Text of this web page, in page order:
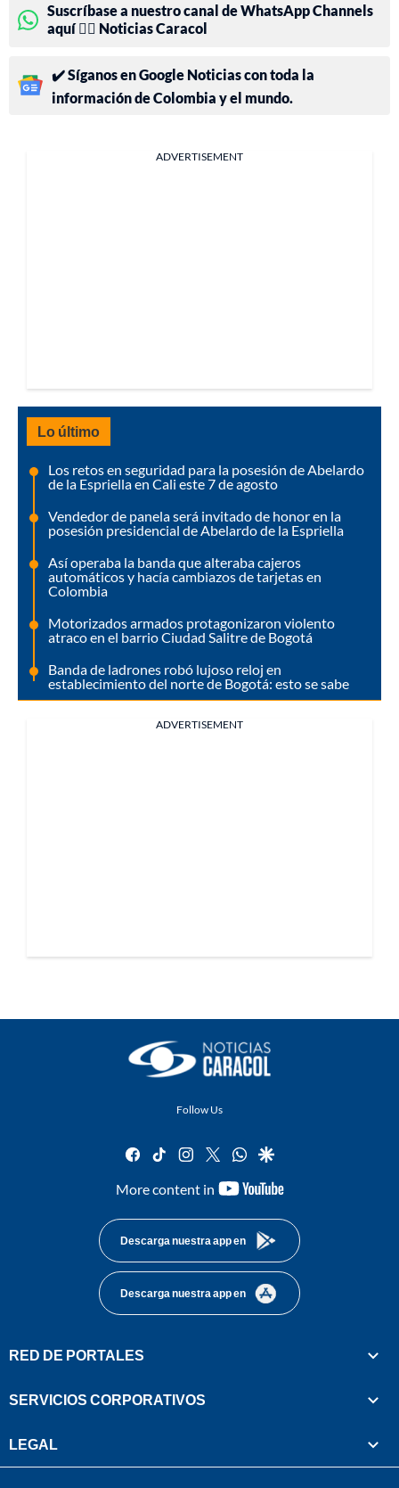
Suscríbase a nuestro canal de WhatsApp Channels
aquí 👉🏻 Noticias Caracol
✔️ Síganos en Google Noticias con toda la
información de Colombia y el mundo.
ADVERTISEMENT
Lo último
Los retos en seguridad para la posesión de Abelardo
de la Espriella en Cali este 7 de agosto
Vendedor de panela será invitado de honor en la
posesión presidencial de Abelardo de la Espriella
Así operaba la banda que alteraba cajeros
automáticos y hacía cambiazos de tarjetas en
Colombia
Motorizados armados protagonizaron violento
atraco en el barrio Ciudad Salitre de Bogotá
Banda de ladrones robó lujoso reloj en
establecimiento del norte de Bogotá: esto se sabe
ADVERTISEMENT
Follow Us
facebook
tiktok instagram
twitterwhatsapp
google
More content in
youtube-
Descarga nuestra app en
Descarga nuestra app en
RED DE PORTALES
SERVICIOS CORPORATIVOS
LEGAL